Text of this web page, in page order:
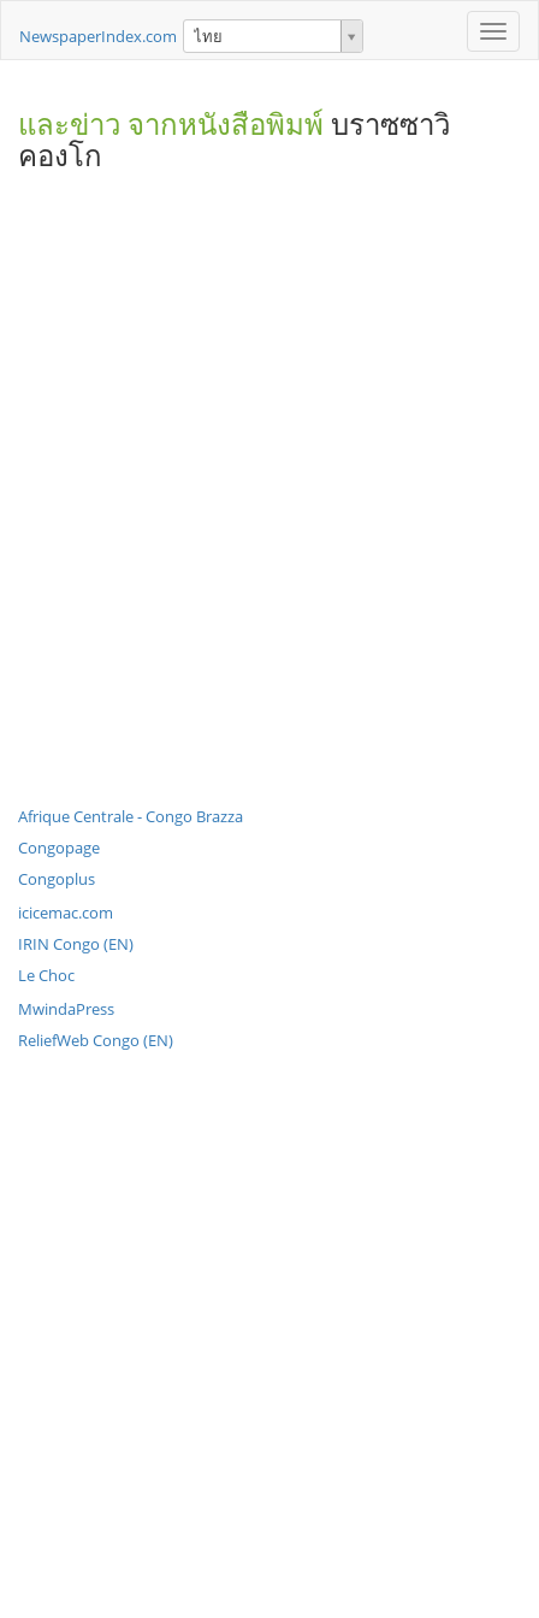
Toggle
NewspaperIndex.com ไทย
และข่าว จากหนังสือพิมพ์ บราซซาวิ
คองโก
Afrique Centrale - Congo Brazza
Congopage
Congoplus
icicemac.com
IRIN Congo (EN)
Le Choc
MwindaPress
ReliefWeb Congo (EN)